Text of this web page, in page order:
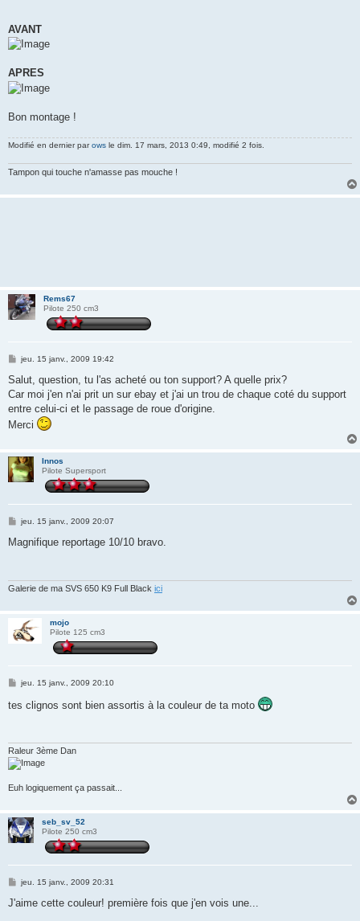
AVANT
APRES
Bon montage !
Modifié en dernier parows le dim. 17 mars, 2013 0:49, modifié 2 fois.
Tampon qui touche n'amasse pas mouche !
Rems67
Pilote 250 cm3
M
s
a
g
jeu. 15 janv., 2009 19:42
Salut, question, tu l'as acheté ou ton support? A quelle prix?
Car moi j'en n'ai prit un sur ebay et j'ai un trou de chaque coté du support
entre celui-ci et le passage de roue d'origine.
Merci
Innos
Pilote Supersport
M
s
jeu. 15 janv., 2009 20:07
Magnifique reportage 10/10 bravo.
Galerie de ma SVS 650 K9 Full Black ici
mojo
Pilote 125 cm3
M
s
s
jeu. 15 janv., 2009 20:10
tes clignos sont bien assortis à la couleur de ta moto
Raleur 3ème Dan
Euh logiquement ça passait...
seb_sv_52
Pilote 250 cm3
M
s
jeu. 15 janv., 2009 20:31
J'aime cette couleur! première fois que j'en vois une...